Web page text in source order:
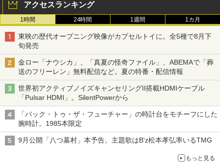
アクセスランキング
1時間 24時間 1週間 1カ月
東映の歴代オープニング映像がカプセルトイに。全5種で8月下
旬発売
金ロー「ナウシカ」、「真夏の怪奇ファイル」、ABEMAで「葬
送のフリーレン」無料配信など。夏の特番・配信情報
世界初アクティブノイズキャンセリングII搭載HDMIケーブル
「Pulsar HDMI」。SilentPowerから
「バック・トゥ・ザ・フューチャー」の時計台をモチーフにした
腕時計。1985本限定
9月公開「八つ墓村」本予告。主題歌はB'z松本孝弘率いるTMG
もっと見る